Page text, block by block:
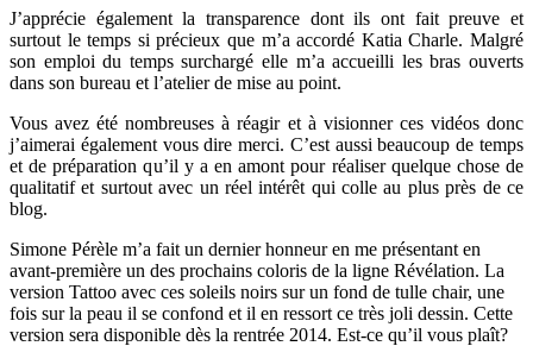
J’apprécie également la transparence dont ils ont fait preuve et
surtout le temps si précieux que m’a accordé Katia Charle. Malgré
son emploi du temps surchargé elle m’a accueilli les bras ouverts
dans son bureau et l’atelier de mise au point.
Vous avez été nombreuses à réagir et à visionner ces vidéos donc
j’aimerai également vous dire merci. C’est aussi beaucoup de temps
et de préparation qu’il y a en amont pour réaliser quelque chose de
qualitatif et surtout avec un réel intérêt qui colle au plus près de ce
blog.
Simone Pérèle m’a fait un dernier honneur en me présentant en
avant-première un des prochains coloris de la ligne Révélation. La
version Tattoo avec ces soleils noirs sur un fond de tulle chair, une
fois sur la peau il se confond et il en ressort ce très joli dessin. Cette
version sera disponible dès la rentrée 2014. Est-ce qu’il vous plaît?